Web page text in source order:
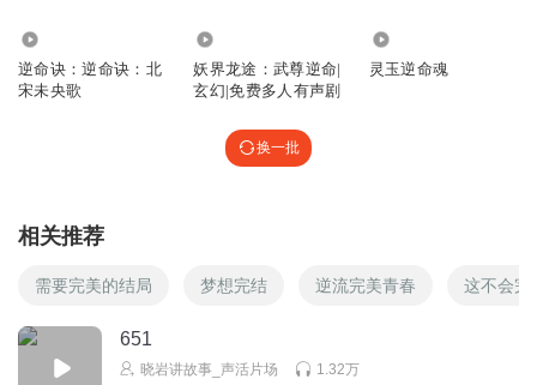
逆命诀：逆命诀：北
宋未央歌
妖界龙途：武尊逆命|
玄幻|免费多人有声剧
灵玉逆命魂
换一批
相关推荐
需要完美的结局 梦想完结 逆流完美青春 这不会完
651
晓岩讲故事_声活片场 1.32万